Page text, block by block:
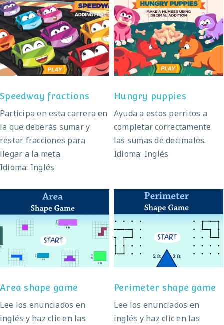
Speedway fractions
Speedway fractions
Participa en esta carrera en
la que deberás sumar y
restar fracciones para
llegar a la meta.
Idioma: Inglés
Hungry puppies
Hungry puppies
Ayuda a estos perritos a
completar correctamente
las sumas de decimales.
Idioma: Inglés
Area shape game
Area shape game
Lee los enunciados en
inglés y haz clic en las
Perimeter shape
game
Perimeter shape game
Lee los enunciados en
inglés y haz clic en las